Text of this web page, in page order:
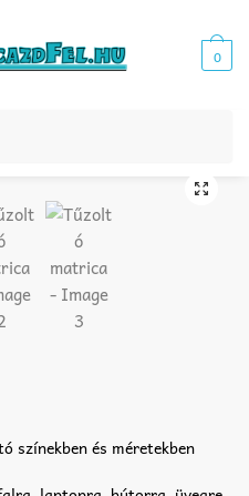
0
🔍
színekben és méretekben